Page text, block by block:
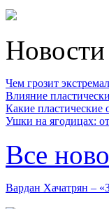
Новости
Чем грозит
Влияние
Какие пластические
Ушки на ягодицах:
Все
Вардан Хачатрян –